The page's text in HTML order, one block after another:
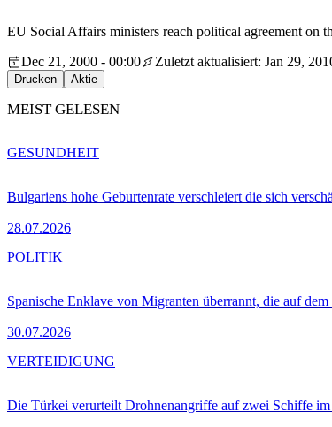
EU Social Affairs ministers reach political agreement on
Dec 21, 2000 - 00:00
Zuletzt aktualisiert: Jan 29,
Drucken Aktie
MEIST GELESEN
Bulgariens hohe Geburtenrate verschleiert die sich
28.07.2026
GESUNDHEIT
Spanische Enklave von Migranten überrannt, die auf dem
30.07.2026
POLITIK
Die Türkei verurteilt Drohnenangriffe auf zwei Schiffe
VERTEIDIGUNG